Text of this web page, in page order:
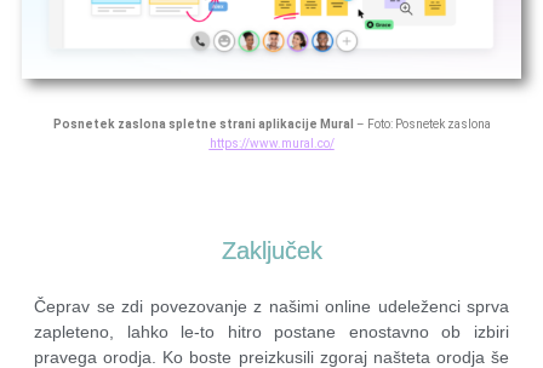
Posnetek zaslona spletne strani aplikacije Mural – Foto: Posnetek zaslona
https://www.mural.co/
Zaključek
Čeprav se zdi povezovanje z našimi online udeleženci sprva
zapleteno, lahko le-to hitro postane enostavno ob izbiri
pravega orodja. Ko boste preizkusili zgoraj našteta orodja še